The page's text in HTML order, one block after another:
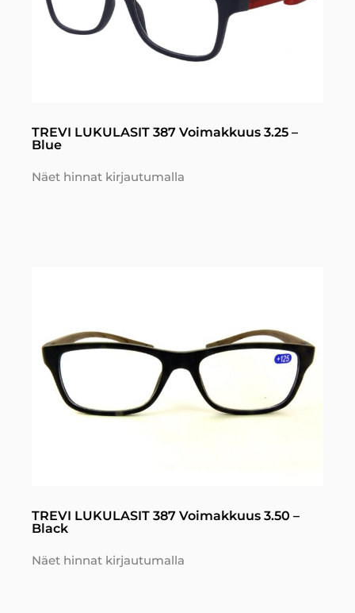
TREVI LUKULASIT 387 Voimakkuus 3.25 –
Blue
Näet hinnat kirjautumalla
TREVI LUKULASIT 387 Voimakkuus 3.50 –
Black
Näet hinnat kirjautumalla